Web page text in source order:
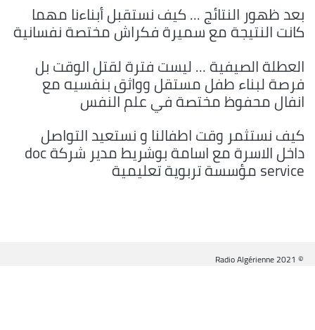
بعد ظهور النتائج ... كيف نستقبل أبناءنا مهما
كانت النتيجة مع سميرة فكراش مختصة نفسانية
العطلة الصيفية ... ليست فترة لقتل الوقت بل
فرصة لبناء طفل مستقل وواثق بنفسيه مع
انفال محفوظ مختصة في علم النفس
كيف نستثمر وقت اطفالنا و نستعيد التواصل
داخل الاسرة مع اسامة بوشريط مدير شركة doc
service مؤسسة تربوية تعليمية
© Radio Algérienne 2021